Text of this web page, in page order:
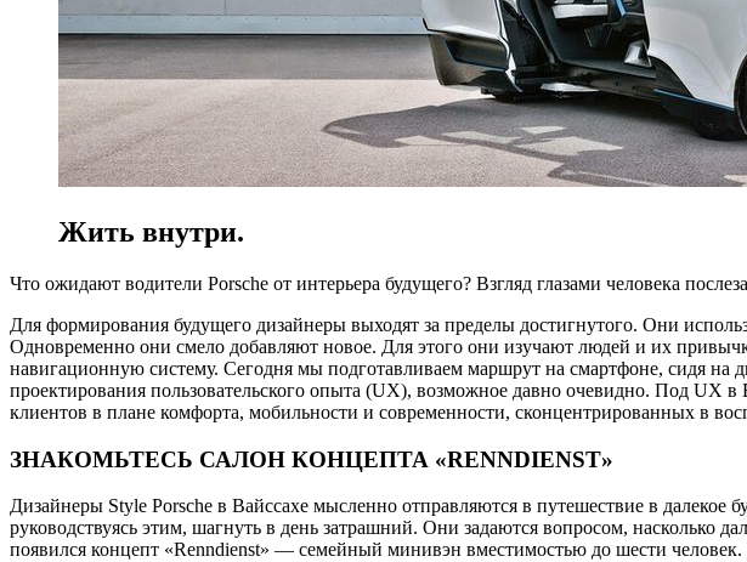
Жить внутри.
Что ожидают водители Porsche от интерьера будущего? Взгляд глазами человека
Для формирования будущего дизайнеры выходят за пределы достигнутого. Они
Одновременно они смело добавляют новое. Для этого они изучают людей и их
навигационную систему. Сегодня мы подготавливаем маршрут на смартфоне, сидя на
проектирования пользовательского опыта (UX), возможное давно очевидно. Под UX в
клиентов в плане комфорта, мобильности и современности, сконцентрированных в
ЗНАКОМЬТЕСЬ САЛОН КОНЦЕПТА «RENNDIENST»
Дизайнеры Style Porsche в Вайссахе мысленно отправляются в путешествие в
руководствуясь этим, шагнуть в день затрашний. Они задаются вопросом, насколько
появился концепт «Renndienst» — семейный минивэн вместимостью до шести